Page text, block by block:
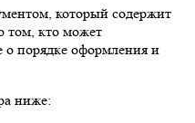
который содержит
кто может
о порядке оформления и
ниже: